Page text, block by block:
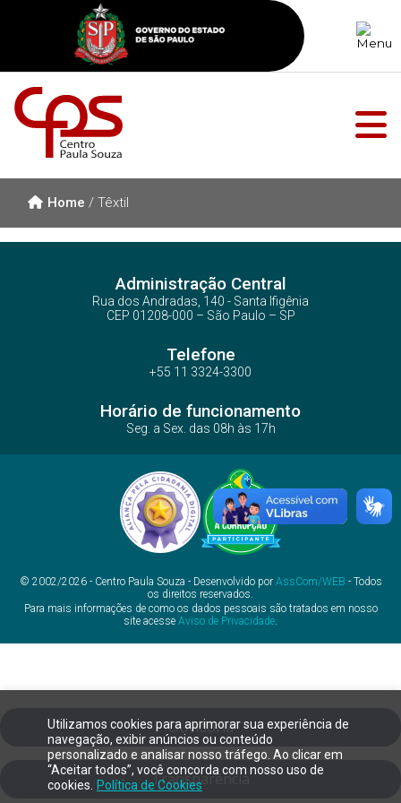
Utilizamos cookies para aprimorar sua experiência de
navegação, exibir anúncios ou conteúdo
personalizado e analisar nosso tráfego. Ao clicar em
“Aceitar todos”, você concorda com nosso uso de
cookies.
Política de Cookies
Home / Têxtil
Administração Central
Rua dos Andradas, 140 - Santa Ifigênia
CEP 01208-000 – São Paulo – SP
Telefone
+55 11 3324-3300
Horário de funcionamento
Seg. a Sex. das 08h às 17h
© 2002/2026 - Centro Paula Souza - Desenvolvido por AssCom/WEB - Todos
os direitos reservados.
Para mais informações de como os dados pessoais são tratados em nosso
site acesse Aviso de Privacidade.
Ouvidoria
Transparência